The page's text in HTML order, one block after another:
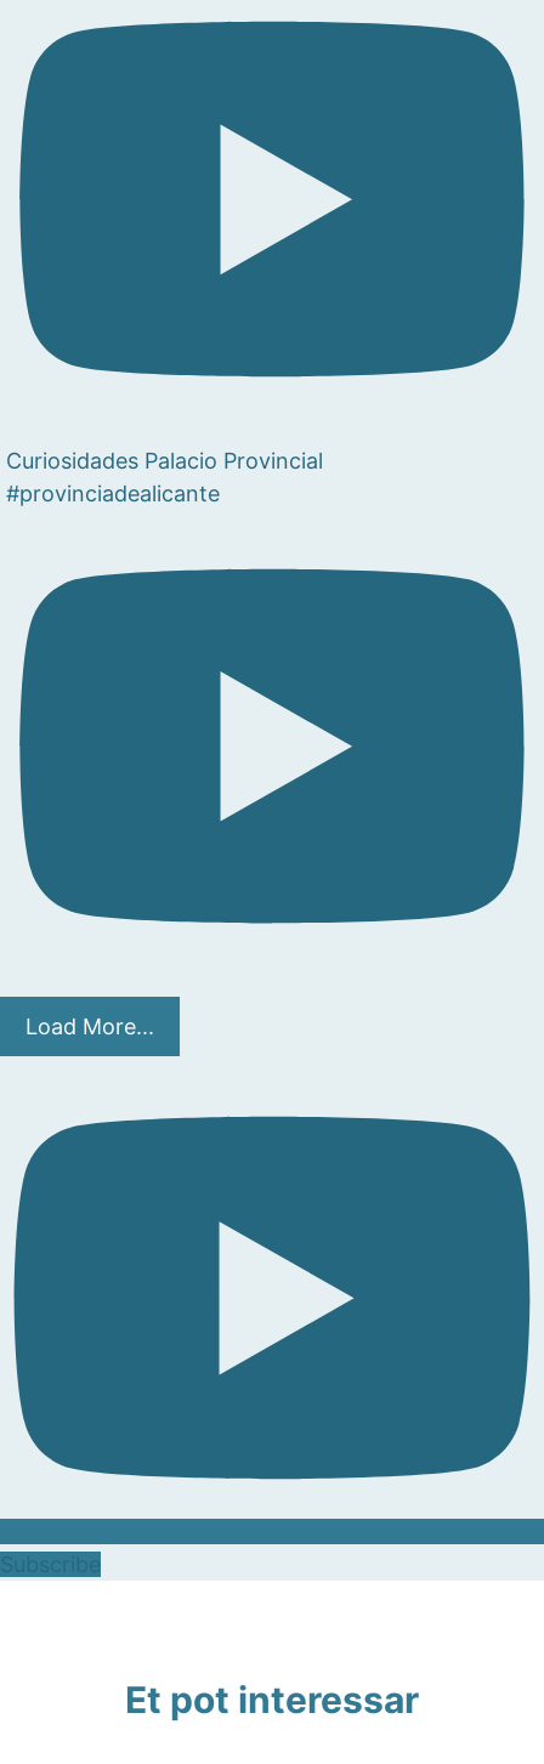
Curiosidades Palacio Provincial
#provinciadealicante
Load More...
Et pot interessar